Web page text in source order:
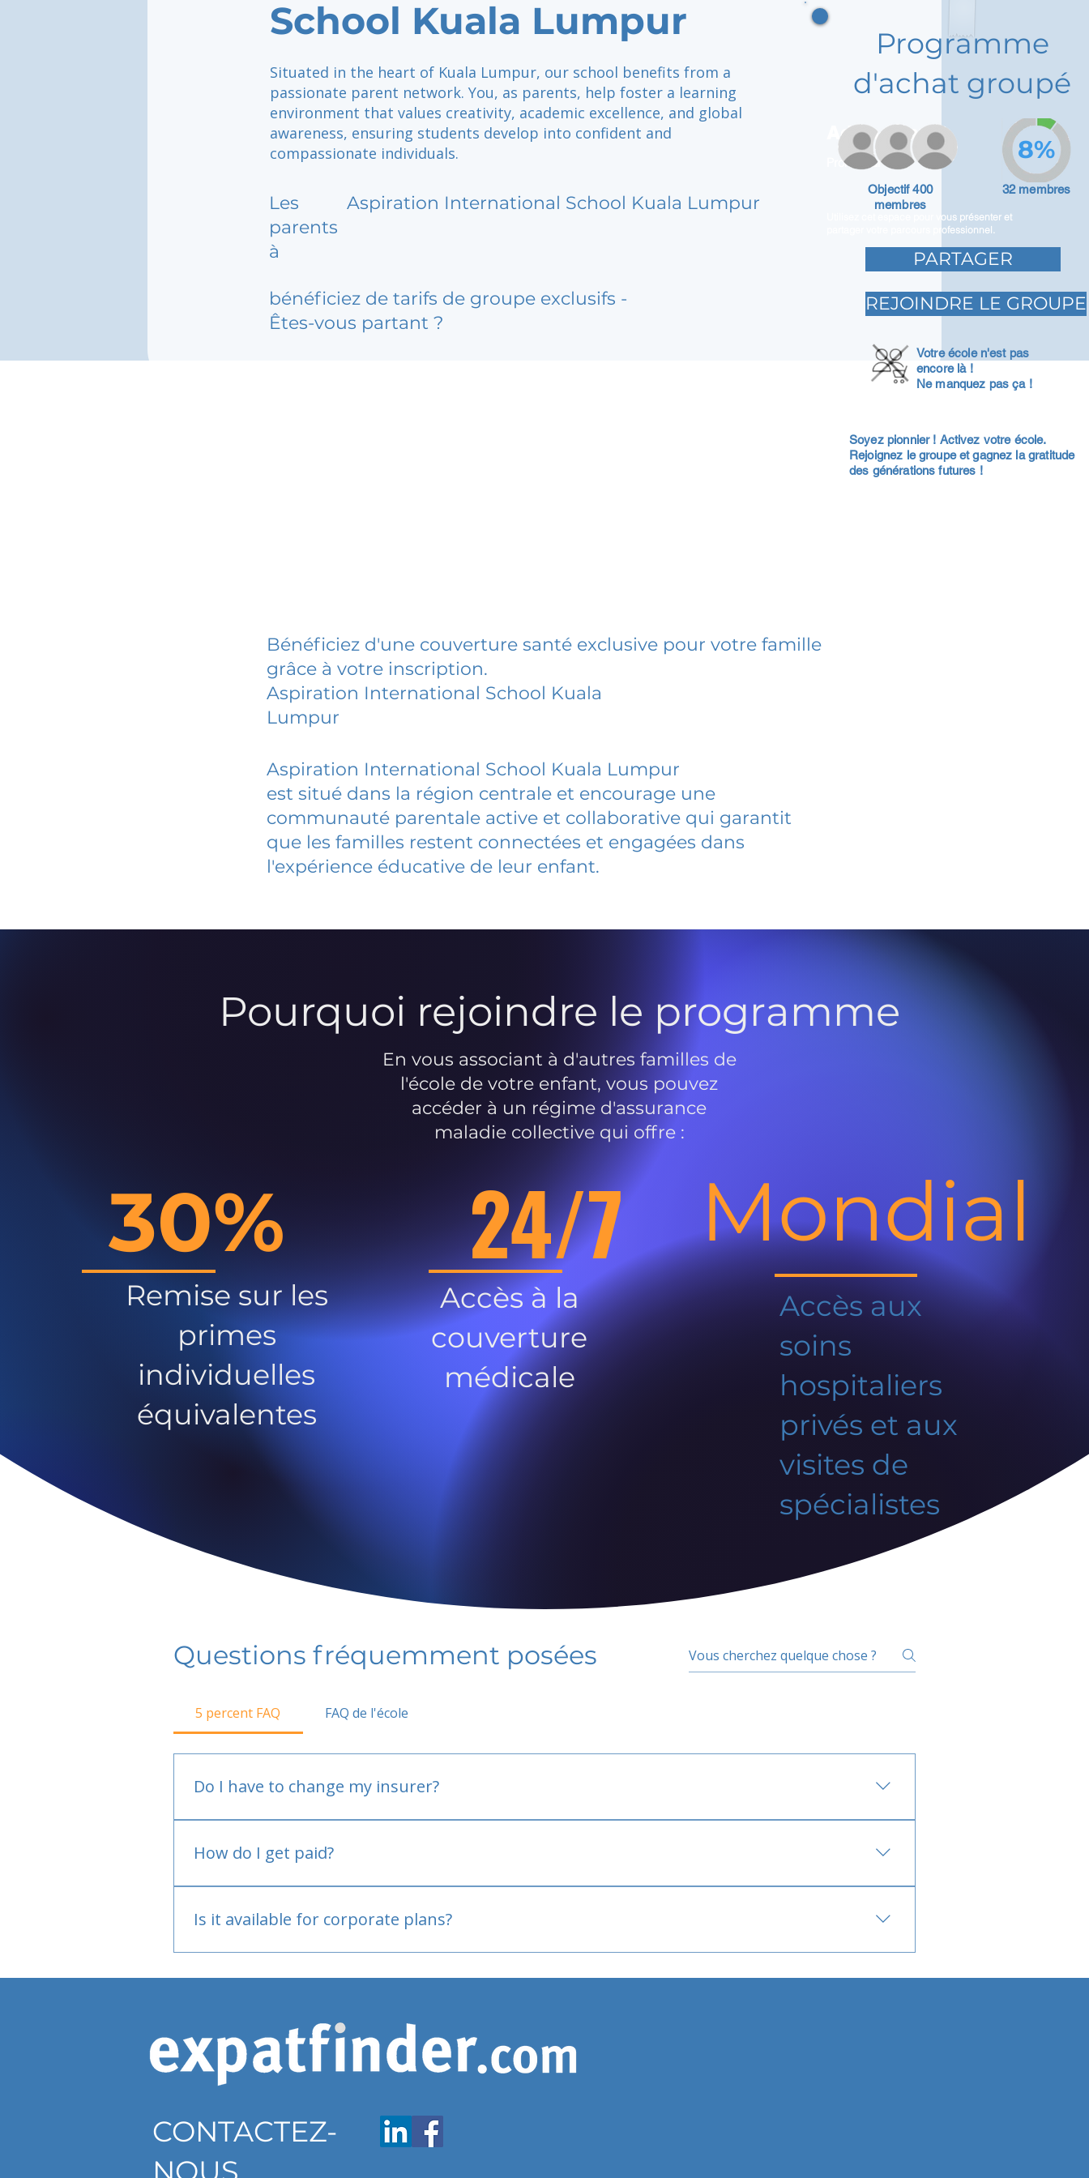
School Kuala Lumpur
Situated in the heart of Kuala Lumpur, our school benefits from a
passionate parent network. You, as parents, help foster a learning
environment that values creativity, academic excellence, and global
awareness, ensuring students develop into confident and
compassionate individuals.
Les
parents
à
Aspiration International School Kuala Lumpur
bénéficiez de tarifs de groupe exclusifs -
Êtes-vous partant ?
Adam Caar
Promoteur
Utilisez cet espace pour vous présenter et
partager votre parcours professionnel.
Programme
d'achat groupé
Objectif 400
membres
32 membres
8%
PARTAGER
REJOINDRE LE GROUPE
Votre école n'est pas
encore là !
Ne manquez pas ça !
Soyez pionnier ! Activez votre école.
Rejoignez le groupe et gagnez la gratitude
des générations futures !
Bénéficiez d'une couverture santé exclusive pour votre famille
grâce à votre inscription.
Aspiration International School Kuala
Lumpur
Aspiration International School Kuala Lumpur
est situé dans la région centrale et encourage une
communauté parentale active et collaborative qui garantit
que les familles restent connectées et engagées dans
l'expérience éducative de leur enfant.
Pourquoi rejoindre le programme
En vous associant à d'autres familles de
l'école de votre enfant, vous pouvez
accéder à un régime d'assurance
maladie collective qui offre :
30%
Remise sur les
primes
individuelles
équivalentes
24/7
Accès à la
couverture
médicale
Mondial
Accès aux
soins
hospitaliers
privés et aux
visites de
spécialistes
Questions fréquemment posées
5 percent FAQ FAQ de l'école
Do I have to change my insurer?
How do I get paid?
Is it available for corporate plans?
CONTACTEZ-